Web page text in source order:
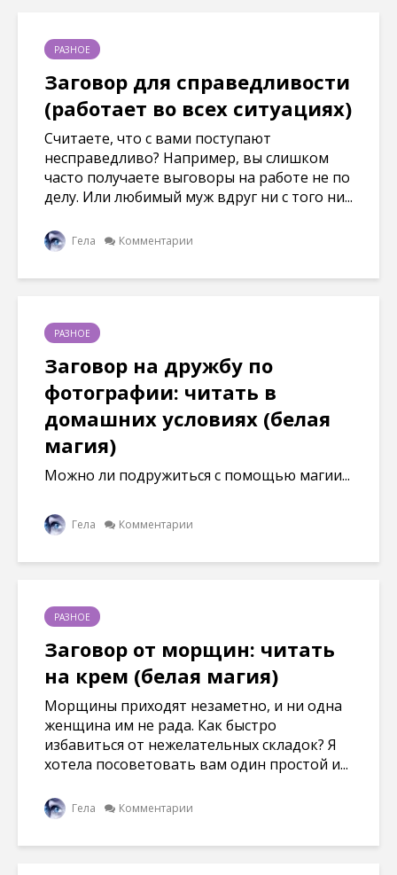
РАЗНОЕ
Заговор для справедливости
(работает во всех ситуациях)
Считаете, что с вами поступают
несправедливо? Например, вы слишком
часто получаете выговоры на работе не по
делу. Или любимый муж вдруг ни с того ни...
Гела Комментарии
РАЗНОЕ
Заговор на дружбу по
фотографии: читать в
домашних условиях (белая
магия)
Можно ли подружиться с помощью магии...
Гела Комментарии
РАЗНОЕ
Заговор от морщин: читать
на крем (белая магия)
Морщины приходят незаметно, и ни одна
женщина им не рада. Как быстро
избавиться от нежелательных складок? Я
хотела посоветовать вам один простой и...
Гела Комментарии